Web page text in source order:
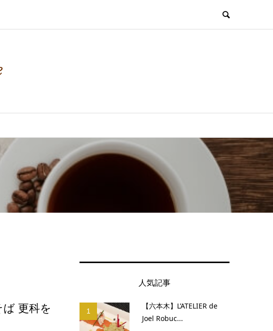
更科を
人気記事
1
【六本木】L’ATELIER de
Joel Robuc...